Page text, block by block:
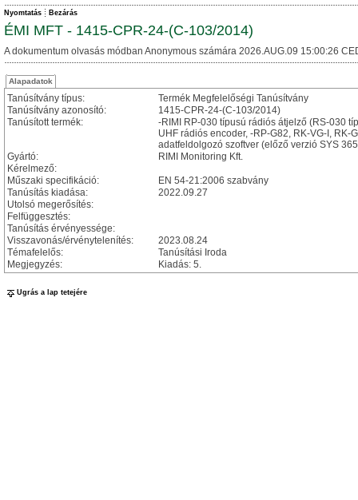
Nyomtatás Bezárás
ÉMI MFT - 1415-CPR-24-(C-103/2014)
A dokumentum olvasás módban Anonymous számára 2026.AUG.09 15:00:26
Alapadatok
Tanúsítvány típus:
Termék Megfelelőségi Tanúsítvány
Tanúsítvány azonosító:
1415-CPR-24-(C-103/2014)
Tanúsított termék:
-RIMI RP-030 típusú rádiós átjelző (RS-030
UHF rádiós encoder, -RP-G82, RK-VG-I, RK-
adatfeldolgozó szoftver (előző verzió SYS
Gyártó:
RIMI Monitoring Kft.
Kérelmező:
Műszaki specifikáció:
EN 54-21:2006 szabvány
Tanúsítás kiadása:
2022.09.27
Utolsó megerősítés:
Felfüggesztés:
Tanúsítás érvényessége:
Visszavonás/érvénytelenítés:
2023.08.24
Témafelelős:
Tanúsítási Iroda
Megjegyzés:
Kiadás: 5.
Ugrás a lap tetejére